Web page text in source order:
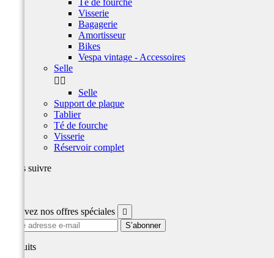
Visserie
Bagagerie
Amortisseur
Bikes
Vespa vintage - Accessoires
Selle
 
Selle
Support de plaque
Tablier
Té de fourche
Visserie
Réservoir complet
Nous suivre
Recevez nos offres spéciales 
produits